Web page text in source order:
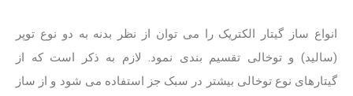
انواع ساز گیتار الکتریک را می توان از نظر بدنه به دو نوع توپر
(سالید) و توخالی تقسیم بندی نمود. لازم به ذکر است که از
گیتارهای نوع توخالی بیشتر در سبک جز استفاده می شود و از ساز